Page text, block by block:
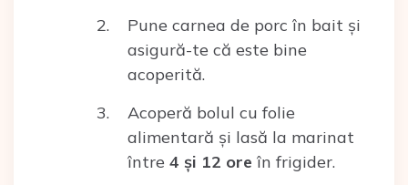
Pune carnea de porc în bait și
asigură-te că este bine
acoperită.
Acoperă bolul cu folie
alimentară și lasă la marinat
între 4 și 12 ore în frigider.